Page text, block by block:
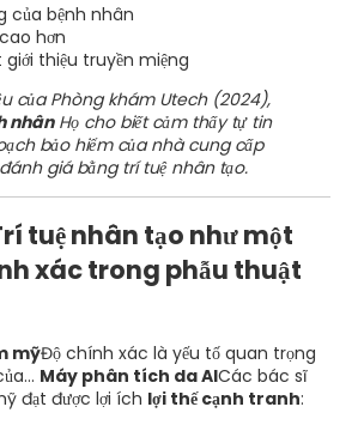
của bệnh nhân
hơn
thiệu truyền miệng
của Phòng khám Utech (2024),
nhânHọ cho biết cảm thấy tự tin
bảo hiểm của nhà cung cấp
giá bằng trí tuệ nhân tạo.
tuệ nhân tạo như một
xác trong phẫu thuật
mỹĐộ chính xác là yếu tố quan trọng
Máy phân tích da AICác bác sĩ
đạt được lợi ích lợi thế cạnh tranh: